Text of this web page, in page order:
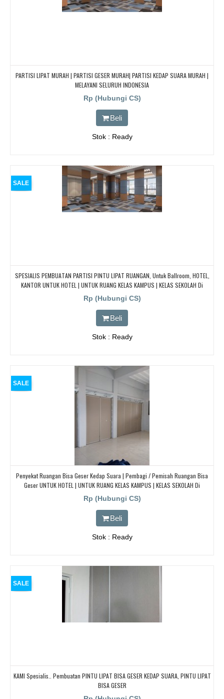
PARTISI LIPAT MURAH | PARTISI GESER MURAH| PARTISI KEDAP SUARA MURAH |
MELAYANI SELURUH INDONESIA
Rp (Hubungi CS)
Beli
Stok : Ready
SALE
SPESIALIS PEMBUATAN PARTISI PINTU LIPAT RUANGAN, Untuk Ballroom, HOTEL,
KANTOR UNTUK HOTEL | UNTUK RUANG KELAS KAMPUS | KELAS SEKOLAH Di
BANDUNG, JAKARTA, BEKASI, TANGERANG
Rp (Hubungi CS)
Beli
Stok : Ready
SALE
Penyekat Ruangan Bisa Geser Kedap Suara | Pembagi / Pemisah Ruangan Bisa
Geser UNTUK HOTEL | UNTUK RUANG KELAS KAMPUS | KELAS SEKOLAH Di
BANDUNG, JAKARTA, BEKASI, TANGERANG
Rp (Hubungi CS)
Beli
Stok : Ready
SALE
KAMI Spesialis.. Pembuatan PINTU LIPAT BISA GESER KEDAP SUARA, PINTU LIPAT
BISA GESER